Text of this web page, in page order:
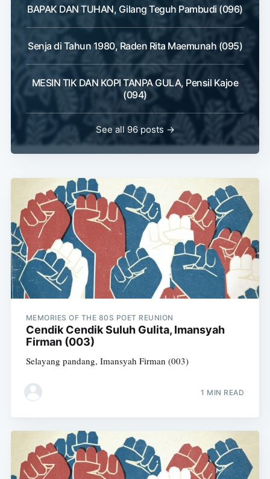
BAPAK DAN TUHAN, Gilang Teguh Pambudi (096)
Senja di Tahun 1980, Raden Rita Maemunah (095)
MESIN TIK DAN KOPI TANPA GULA, Pensil Kajoe
(094)
See all 96 posts →
MEMORIES OF THE 80S POET REUNION
Cendik Cendik Suluh Gulita, Imansyah
Firman (003)
Selayang pandang, Imansyah Firman (003)
1 MIN READ